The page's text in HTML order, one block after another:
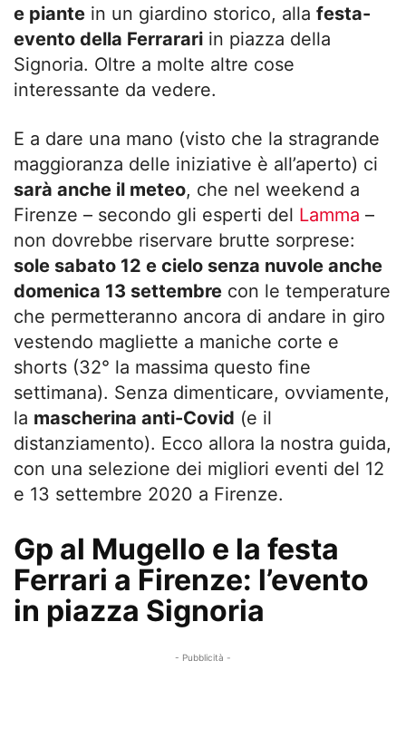
e piante in un giardino storico, alla festa-
evento della Ferrarari in piazza della
Signoria. Oltre a molte altre cose
interessante da vedere.
E a dare una mano (visto che la stragrande
maggioranza delle iniziative è all’aperto) ci
sarà anche il meteo, che nel weekend a
Firenze – secondo gli esperti del Lamma –
non dovrebbe riservare brutte sorprese:
sole sabato 12 e cielo senza nuvole anche
domenica 13 settembre con le temperature
che permetteranno ancora di andare in giro
vestendo magliette a maniche corte e
shorts (32° la massima questo fine
settimana). Senza dimenticare, ovviamente,
la mascherina anti-Covid (e il
distanziamento). Ecco allora la nostra guida,
con una selezione dei migliori eventi del 12
e 13 settembre 2020 a Firenze.
Gp al Mugello e la festa
Ferrari a Firenze: l’evento
in piazza Signoria
- Pubblicità -